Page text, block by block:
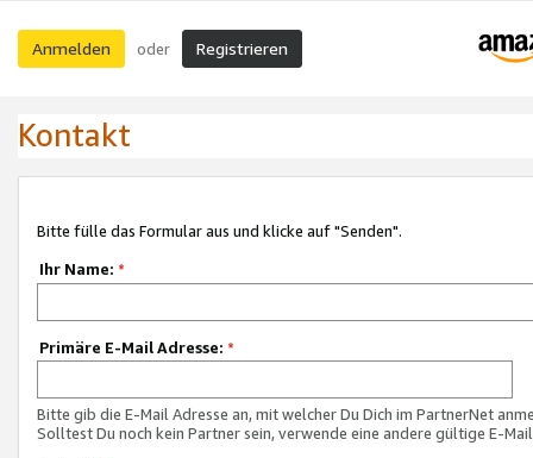
Anmelden oder Registrieren
Kontakt
Bitte fülle das Formular aus und klicke auf "Senden".
Ihr Name: *
Primäre E-Mail Adresse: *
Bitte gib die E-Mail Adresse an, mit welcher Du Dich im PartnerNet
Solltest Du noch kein Partner sein, verwende eine andere gültige E-